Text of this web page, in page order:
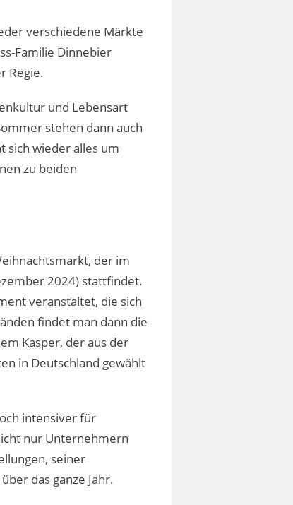
verschiedene Märkte
Familie Dinnebier
Regie.
und Lebensart
stehen dann auch
sich wieder alles um
zu beiden
der im
2024) stattfindet.
veranstaltet, die sich
findet man dann die
Kasper, der aus der
in Deutschland gewählt
intensiver für
nur Unternehmern
seiner
das ganze Jahr.